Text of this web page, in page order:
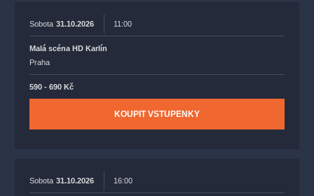
Sobota 31.10.2026 11:00
Malá scéna HD Karlín
Praha
590 - 690 Kč
KOUPIT VSTUPENKY
Sobota 31.10.2026 16:00